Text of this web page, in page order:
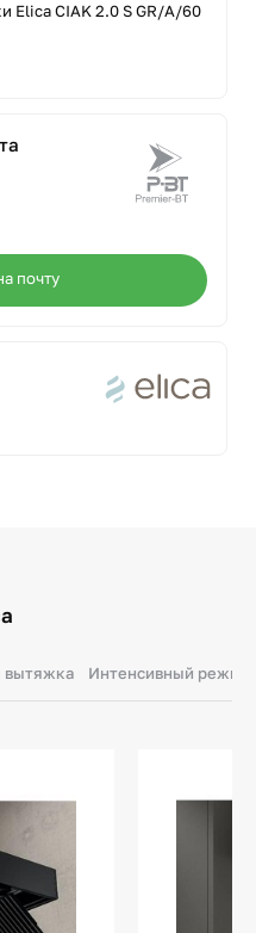
Elica CIAK 2.0 S GR/A/60
почту
вытяжка Интенсивный режим